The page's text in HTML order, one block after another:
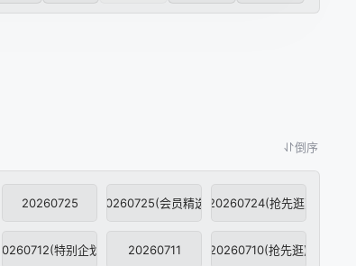
倒序
20260725 20260725(会员精选) 20260724(抢先逛)
20260712(特别企划) 20260711 20260710(抢先逛)